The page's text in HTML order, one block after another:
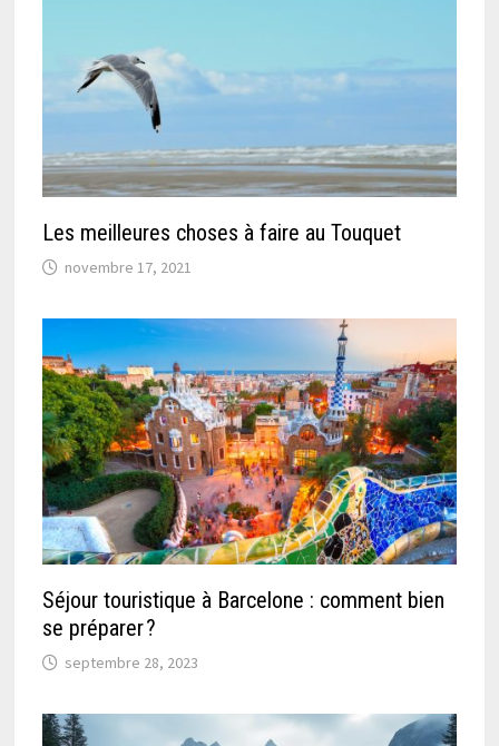
Les meilleures choses à faire au Touquet
novembre 17, 2021
Séjour touristique à Barcelone : comment bien
se préparer ?
septembre 28, 2023